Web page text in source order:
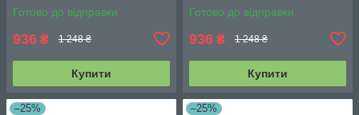
Готово до відправки
936 ₴ 1 248 ₴
Купити
Готово до відправки
936 ₴ 1 248 ₴
Купити
–25% –25%